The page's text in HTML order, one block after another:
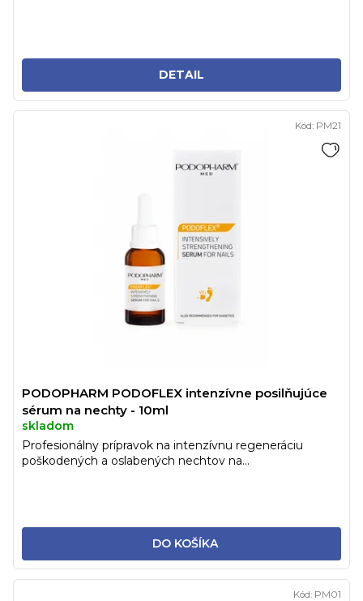
DETAIL
PODOPHARM PODOFLEX intenzívne posilňujúce
sérum na nechty - 10ml
skladom
DO KOŠÍKA
Profesionálny prípravok na intenzívnu regeneráciu
poškodených a oslabených nechtov na...
Kód: PM21
Kód: PM01